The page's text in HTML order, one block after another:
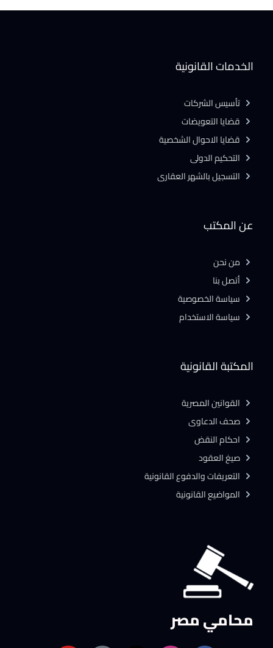
محامي مصر
المكتبة القانونية
القوانين المصرية
صحف الدعاوى
احكام النقض
صيغ العقود
التعريفات والدفوع القانونية
المواضيع القانونية
عن المكتب
من نحن
أتصل بنا
سياسة الخصوصية
سياسة الاستخدام
الخدمات القانونية
تأسيس الشركات
قضايا التعويضات
قضايا الاحوال الشخصية
التحكيم الدولى
التسجيل بالشهر العقارى